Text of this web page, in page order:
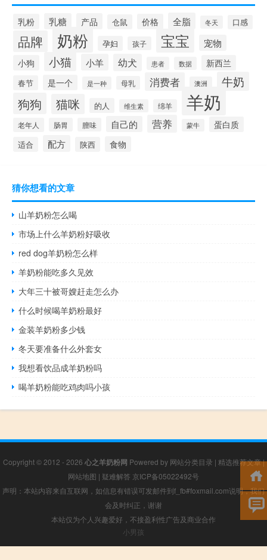
乳粉 乳糖 产品 仓鼠 价格 全脂 冬天 口感
品牌 奶粉 孕妇 孩子 宝宝 宠物
小狗 小猫 小羊 幼犬 患者 数据 新西兰
春节 是一个 是一种 母乳 消费者 澳洲 牛奶
狗狗 猫咪 的人 维生素 绵羊 羊奶
老年人 肠胃 膻味 自己的 营养 蒙牛 蛋白质
适合 配方 陕西 食物
猜你想看的文章
山羊奶粉怎么喝
市场上什么羊奶粉好吸收
red dog羊奶粉怎么样
羊奶粉能吃多久见效
大年三十被哥嫂赶走怎么办
什么时候喝羊奶粉最好
金装羊奶粉多少钱
冬天要准备什么外套女
我想看饮品成羊奶粉吗
喝羊奶粉能吃鸡肉吗小孩
Copyright © 2012 - 2026 心之羊奶粉网 Powered by 网站分类目录 | 精选推荐文章|
网站地图 | 疑难解答 京ICP备05022492号
声明：本站内容来自互联网，如信息有错误可发邮件到f_fb#foxmail.com说明，我们
会及时纠正，谢谢
本站仅为个人兴趣爱好，不接盈利性广告及商业合作
小男孩